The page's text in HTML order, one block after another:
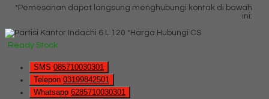
*Pemesanan dapat langsung menghubungi kontak di bawah
ini:
*Harga Hubungi CS
Ready Stock
SMS 085710030301
Telepon 03199842501
Whatsapp 6285710030301